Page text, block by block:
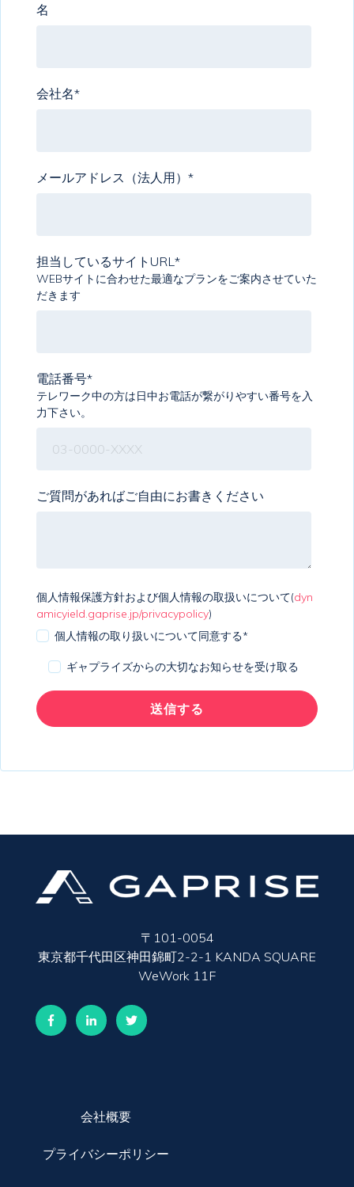
名
会社名*
メールアドレス（法人用） *
担当しているサイトURL *
WEBサイトに合わせた最適なプランをご案内させていた
だきます
電話番号*
テレワーク中の方は日中お電話が繋がりやすい番号を入
力下さい。
ご質問があればご自由にお書きください
個人情報保護方針および個人情報の取扱いについて(dyn
amicyield.gaprise.jp/privacypolicy)
個人情報の取り扱いについて同意する*
ギャプライズからの大切なお知らせを受け取る
〒101-0054
東京都千代田区神田錦町2-2-1 KANDA SQUARE
WeWork 11F
会社概要
プライバシーポリシー